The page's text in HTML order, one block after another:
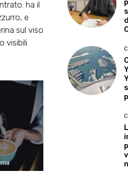
ha il
e
sul viso
visibili